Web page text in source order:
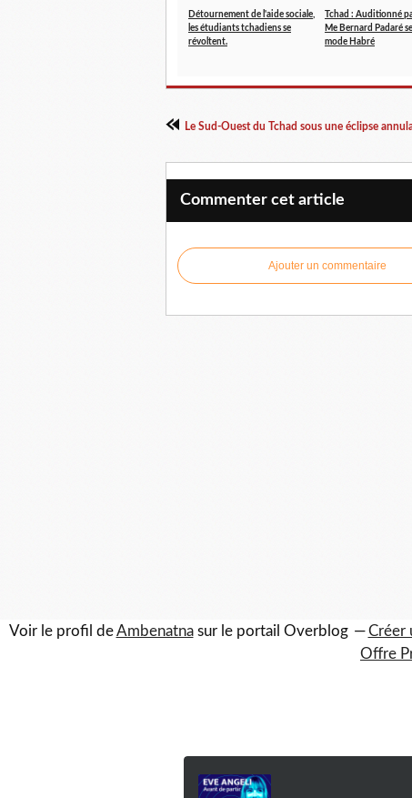
Détournement de l'aide sociale,
les étudiants tchadiens se
révoltent.
Tchad : Auditionné
Me Bernard Padaré
mode Habré
Commenter cet article
Ajouter un commentaire
Voir le profil deAmbenatnasur le portail Overblog Créer
Offre